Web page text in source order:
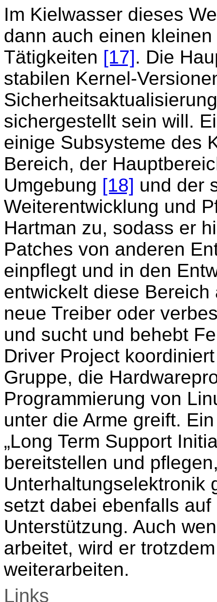
Im Kielwasser dieses
dann auch einen
Tätigkeiten [17]. Die
stabilen Kernel-
sichergestellt sein will.
einige Subsysteme des
Bereich, der
Umgebung [18] und der
Weiterentwicklung und
Hartman zu, sodass er
Patches von anderen
einpflegt und in den
entwickelt diese
neue Treiber oder
und sucht und behebt
Driver Project
Gruppe, die
Programmierung von
unter die Arme greift.
„Long Term Support
bereitstellen und
Unterhaltungselektronik
setzt dabei ebenfalls
Unterstützung. Auch
arbeitet, wird er
weiterarbeiten.
Links